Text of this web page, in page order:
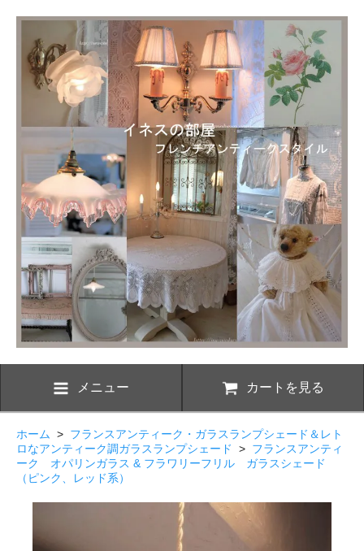
メニュー カートを見る
ホーム > フランスアンティーク・ガラスランプシェード＆レト
ロなアンティーク調ガラスランプシェード
> フランスアンティ
ーク オパリンガラス & フラワリーフリル ガラスシェード
（ピンク、レッド系）